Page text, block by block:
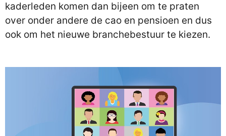
kaderleden komen dan bijeen om te praten
over onder andere de cao en pensioen en dus
ook om het nieuwe branchebestuur te kiezen.